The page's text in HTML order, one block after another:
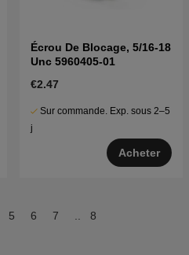
Écrou De Blocage, 5/16-18
Unc 5960405-01
€2.47
Sur commande. Exp. sous 2–5
j
Acheter
5 6 7 .. 8